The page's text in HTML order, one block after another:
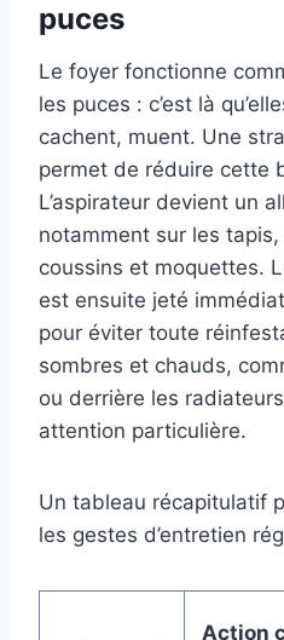
puces
Le foyer fonctionne
les puces : c’est là
cachent, muent. Une
permet de réduire cette
L’aspirateur devient un
notamment sur les
coussins et moquettes.
est ensuite jeté
pour éviter toute
sombres et chauds,
ou derrière les
attention particulière.
Un tableau récapitulatif
les gestes d’entretien
Action